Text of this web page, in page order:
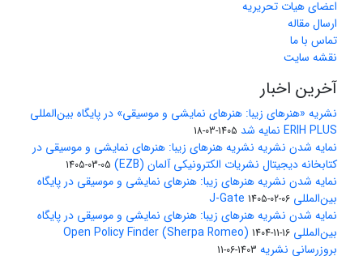
اعضای هیات تحریریه
ارسال مقاله
تماس با ما
نقشه سایت
آخرین اخبار
نشریه «هنرهای زیبا: هنرهای نمایشی و موسیقی» در پایگاه بین‌المللی
ERIH PLUS نمایه شد
1405-03-18
نمایه شدن نشریه نشریه هنرهای زیبا: هنرهای نمایشی و موسیقی در
کتابخانه دیجیتال نشریات الکترونیکی آلمان (EZB)
1405-03-05
نمایه شدن نشریه هنرهای زیبا: هنرهای نمایشی و موسیقی در پایگاه
بین‌المللی J-Gate 1405-02-06
نمایه شدن نشریه هنرهای زیبا: هنرهای نمایشی و موسیقی در پایگاه
بین‌المللی Open Policy Finder (Sherpa Romeo) 1404-11-16
بروزرسانی نشریه 1403-06-11